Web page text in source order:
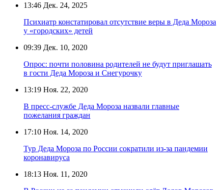
13:46 Дек. 24, 2025
Психиатр констатировал отсутствие веры в Деда Мороза
у «городских» детей
09:39 Дек. 10, 2020
Опрос: почти половина родителей не будут приглашать
в гости Деда Мороза и Снегурочку
13:19 Ноя. 22, 2020
В пресс-службе Деда Мороза назвали главные
пожелания граждан
17:10 Ноя. 14, 2020
Тур Деда Мороза по России сократили из-за пандемии
коронавируса
18:13 Ноя. 11, 2020